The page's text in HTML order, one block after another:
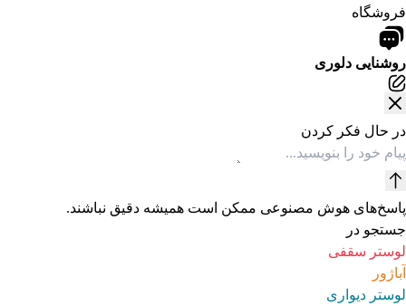
فروشگاه
روشنایی دلوری
در حال فکر کردن
پاسخ‌های هوش مصنوعی ممکن است همیشه دقیق نباشند.
جستجو در
لوستر سقفی
آباژور
لوستر دیواری